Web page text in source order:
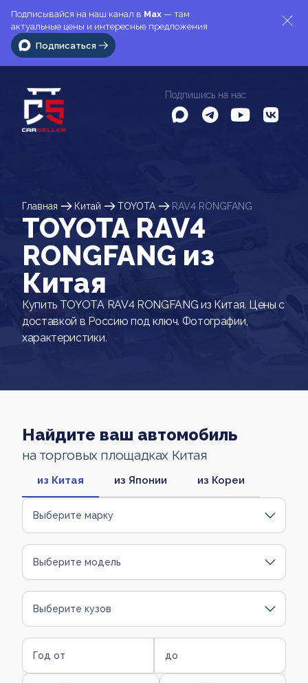
Подписывайся на наш канал в Max — там
актуальные цены и интересные предложения
Подписаться
Подпишись на нас
Главная Китай TOYOTA RAV4 RONGFANG
TOYOTA RAV4
RONGFANG из
Китая
Купить TOYOTA RAV4 RONGFANG из Китая. Цены с
доставкой в Россию под ключ. Фотографии,
характеристики.
Найдите ваш автомобиль
на торговых площадках Китая
из Китая из Японии из Кореи
Выберите марку
Выберите модель
Выберите кузов
Год от до